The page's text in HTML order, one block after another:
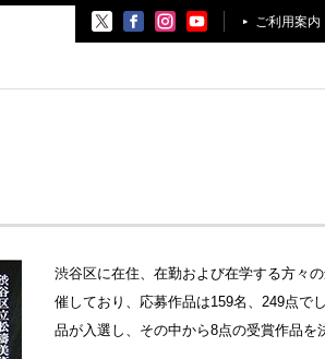
ご利用案内
渋谷区に在住、在勤および在学する方々
催しており、応募作品は159名、249点で
品が入選し、その中から8点の受賞作品を